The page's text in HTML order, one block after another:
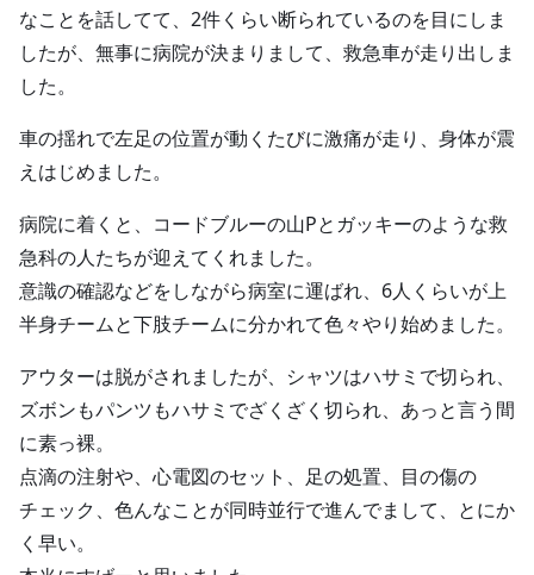
なことを話してて、2件くらい断られているのを目にしま
したが、無事に病院が決まりまして、救急車が走り出しま
した。
車の揺れで左足の位置が動くたびに激痛が走り、身体が震
えはじめました。
病院に着くと、コードブルーの山Pとガッキーのような救
急科の人たちが迎えてくれました。
意識の確認などをしながら病室に運ばれ、6人くらいが上
半身チームと下肢チームに分かれて色々やり始めました。
アウターは脱がされましたが、シャツはハサミで切られ、
ズボンもパンツもハサミでざくざく切られ、あっと言う間
に素っ裸。
点滴の注射や、心電図のセット、足の処置、目の傷の
チェック、色んなことが同時並行で進んでまして、とにか
く早い。